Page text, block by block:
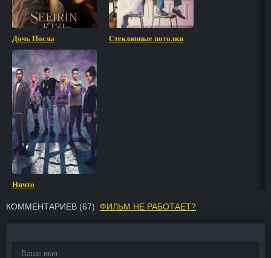
Дочь Посла Стеклянные потолки
Ничто
КОММЕНТАРИЕВ (67) ФИЛЬМ НЕ РАБОТАЕТ?